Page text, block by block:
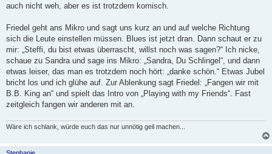
auch nicht weh, aber es ist trotzdem komisch.
Friedel geht ans Mikro und sagt uns kurz an und auf welche Richtung
sich die Leute einstellen müssen. Blues ist jetzt dran. Dann schaut er zu
mir: „Steffi, du bist etwas überrascht, willst noch was sagen?“ Ich nicke,
schaue zu Sandra und sage ins Mikro: „Sandra, Du Schlingel“, und dann
etwas leiser, das man es trotzdem noch hört: „danke schön.“ Etwas Jubel
bricht los und ich glühe auf. Zur Ablenkung sagt Friedel: „Fangen wir mit
B.B. King an“ und spielt das Intro von „Playing with my Friends“. Fast
zeitgleich fangen wir anderen mit an.
Wäre ich schlank, würde euch das nur unnötig geil machen...